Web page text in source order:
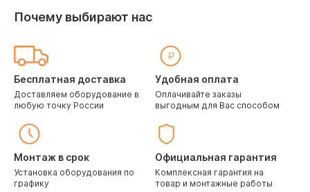
Почему выбирают нас
Бесплатная доставка
Доставляем оборудование в
любую точку России
Удобная оплата
Оплачивайте заказы
выгодным для Вас способом
Монтаж в срок
Установка оборудования по
графику
Официальная гарантия
Комплексная гарантия на
товар и монтажные работы